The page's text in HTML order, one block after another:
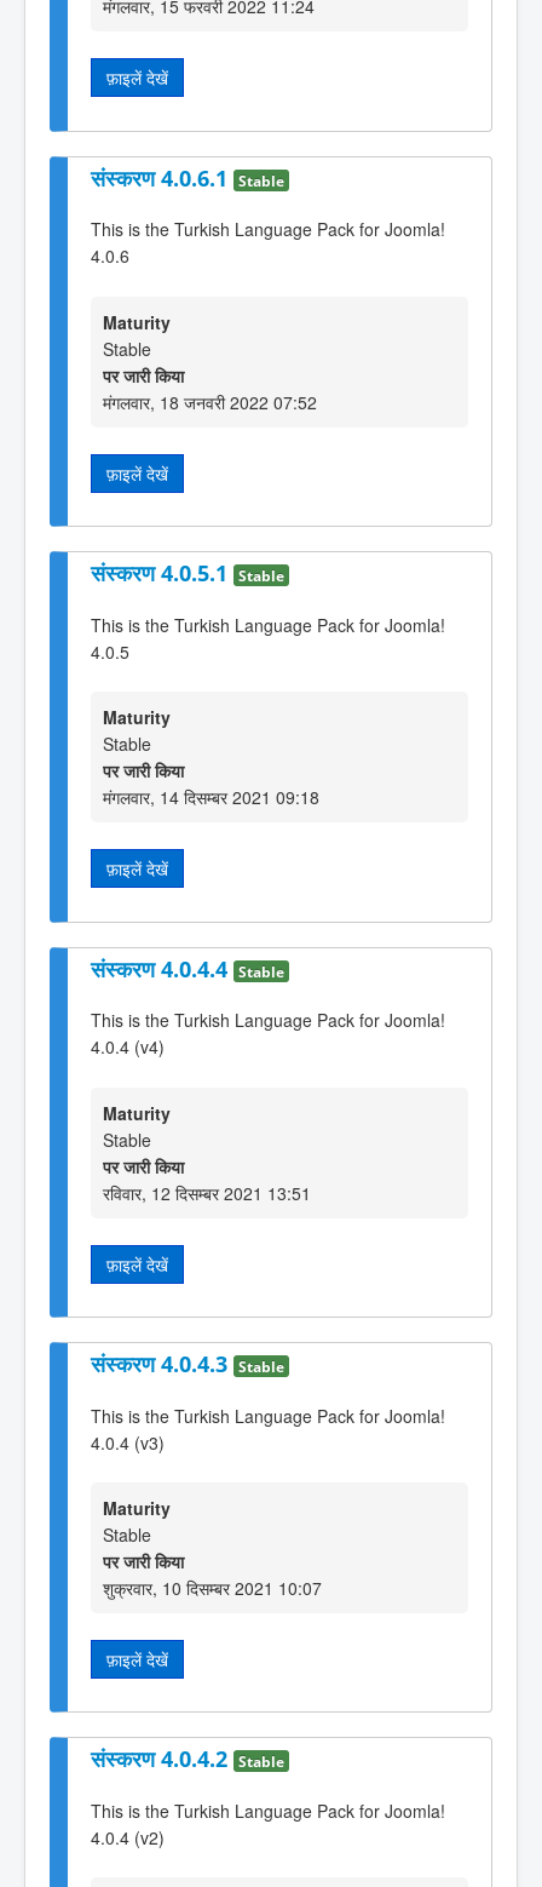
मंगलवार, 15 फरवरी 2022 11:24
फ़ाइलें देखें
संस्करण 4.0.6.1 Stable
This is the Turkish Language Pack for Joomla!
4.0.6
Maturity
Stable
पर जारी किया
मंगलवार, 18 जनवरी 2022 07:52
फ़ाइलें देखें
संस्करण 4.0.5.1 Stable
This is the Turkish Language Pack for Joomla!
4.0.5
Maturity
Stable
पर जारी किया
मंगलवार, 14 दिसम्बर 2021 09:18
फ़ाइलें देखें
संस्करण 4.0.4.4 Stable
This is the Turkish Language Pack for Joomla!
4.0.4 (v4)
Maturity
Stable
पर जारी किया
रविवार, 12 दिसम्बर 2021 13:51
फ़ाइलें देखें
संस्करण 4.0.4.3 Stable
This is the Turkish Language Pack for Joomla!
4.0.4 (v3)
Maturity
Stable
पर जारी किया
शुक्रवार, 10 दिसम्बर 2021 10:07
फ़ाइलें देखें
संस्करण 4.0.4.2 Stable
This is the Turkish Language Pack for Joomla!
4.0.4 (v2)